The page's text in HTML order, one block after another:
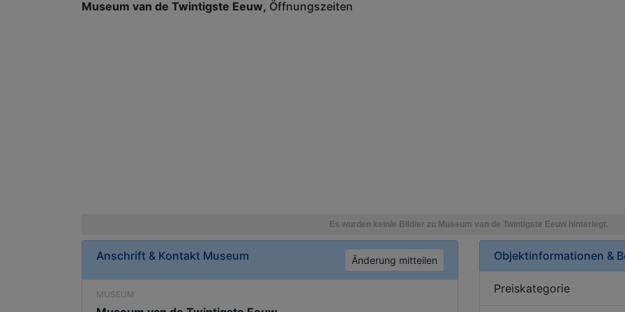
Museum van de Twintigste Eeuw Öffnungszeiten
Anschrift & Kontakt Museum Änderung mitteilen
MUSEUM
Objektinformationen &
Preiskategorie